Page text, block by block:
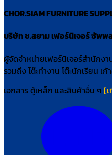
CHOR.SIAM FURNITURE
บริษัท ช.สยาม เฟอร์นิเจอร์ ซัพพ
ผู้จัดจำหน่ายเฟอร์นิเจอร์สำนักงา
รวมถึง โต๊ะทำงาน โต๊ะนักเรียน เ
เอกสาร ตู้เหล็ก และสินค้าอื่น ๆ [